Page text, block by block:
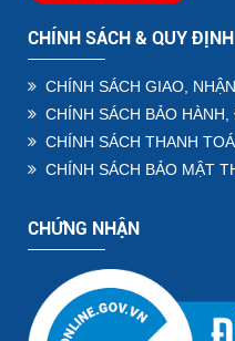
CHÍNH SÁCH & QUY ĐỊNH
CHÍNH SÁCH GIAO,
CHÍNH SÁCH BẢO
CHÍNH SÁCH THANH
CHÍNH SÁCH BẢO MẬT
CHỨNG NHẬN